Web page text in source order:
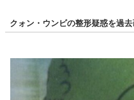
クォン・ウンビの整形疑惑を過去